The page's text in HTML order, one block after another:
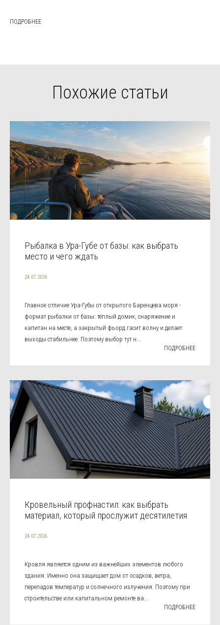
ПОДРОБНЕЕ
Похожие статьи
Рыбалка в Ура-Губе от базы: как выбрать
место и чего ждать
24.07.2026
Главное отличие Ура-Губы от открытого Баренцева моря -
формат рыбалки от базы: тёплый домик, снаряжение и
капитан на месте, а закрытый фьорд гасит волну и делает
выходы стабильнее. Поэтому выбор тут н...
ПОДРОБНЕЕ
Кровельный профнастил: как выбрать
материал, который прослужит десятилетия
24.07.2026
Кровля является одним из важнейших элементов любого
здания. Именно она защищает дом от осадков, ветра,
перепадов температур и солнечного излучения. Поэтому при
строительстве или капитальном ремонте ва...
ПОДРОБНЕЕ